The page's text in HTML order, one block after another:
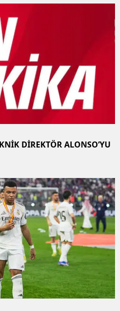
DİREKTÖR ALONSO’YU